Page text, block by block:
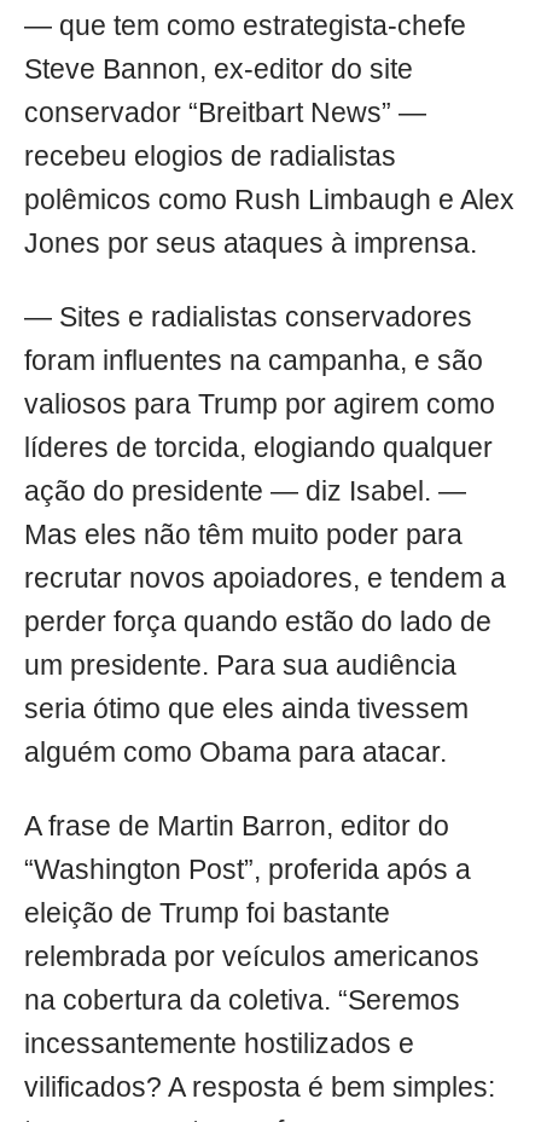
— que tem como estrategista-chefe
Steve Bannon, ex-editor do site
conservador “Breitbart News” —
recebeu elogios de radialistas
polêmicos como Rush Limbaugh e Alex
Jones por seus ataques à imprensa.
— Sites e radialistas conservadores
foram influentes na campanha, e são
valiosos para Trump por agirem como
líderes de torcida, elogiando qualquer
ação do presidente — diz Isabel. —
Mas eles não têm muito poder para
recrutar novos apoiadores, e tendem a
perder força quando estão do lado de
um presidente. Para sua audiência
seria ótimo que eles ainda tivessem
alguém como Obama para atacar.
A frase de Martin Barron, editor do
“Washington Post”, proferida após a
eleição de Trump foi bastante
relembrada por veículos americanos
na cobertura da coletiva. “Seremos
incessantemente hostilizados e
vilificados? A resposta é bem simples: